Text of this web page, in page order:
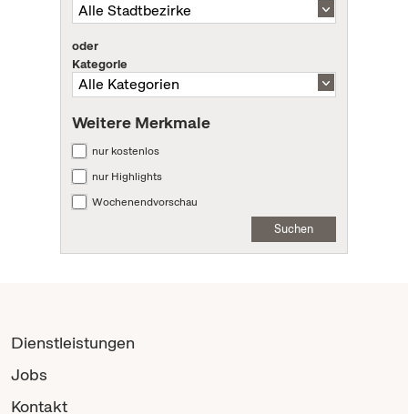
oder
Kategorie
Weitere Merkmale
nur kostenlos
nur Highlights
Wochenendvorschau
Suchen
Dienstleistungen
Jobs
Kontakt